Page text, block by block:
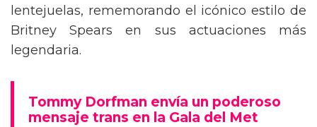
lentejuelas, rememorando el icónico estilo de
Britney Spears en sus actuaciones más
legendaria.
Tommy Dorfman envía un poderoso
mensaje trans en la Gala del Met